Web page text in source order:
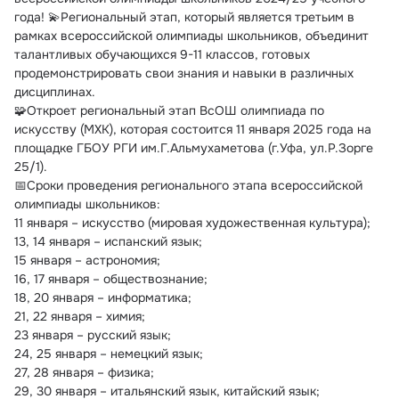
года! 💫Региональный этап, который является третьим в
рамках всероссийской олимпиады школьников, объединит
талантливых обучающихся 9-11 классов, готовых
продемонстрировать свои знания и навыки в различных
дисциплинах.
🧩Откроет региональный этап ВсОШ олимпиада по
искусству (МХК), которая состоится 11 января 2025 года на
площадке ГБОУ РГИ им.Г.Альмухаметова (г.Уфа, ул.Р.Зорге
25/1).
📅Сроки проведения регионального этапа всероссийской
олимпиады школьников:
11 января – искусство (мировая художественная культура);
13, 14 января – испанский язык;
15 января – астрономия;
16, 17 января – обществознание;
18, 20 января – информатика;
21, 22 января – химия;
23 января – русский язык;
24, 25 января – немецкий язык;
27, 28 января – физика;
29, 30 января – итальянский язык, китайский язык;